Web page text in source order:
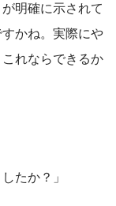
明確に示されて
かね。実際にや
れならできるか
たか？」